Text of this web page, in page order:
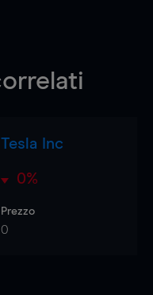
Tesla Inc
0%
Prezzo
0